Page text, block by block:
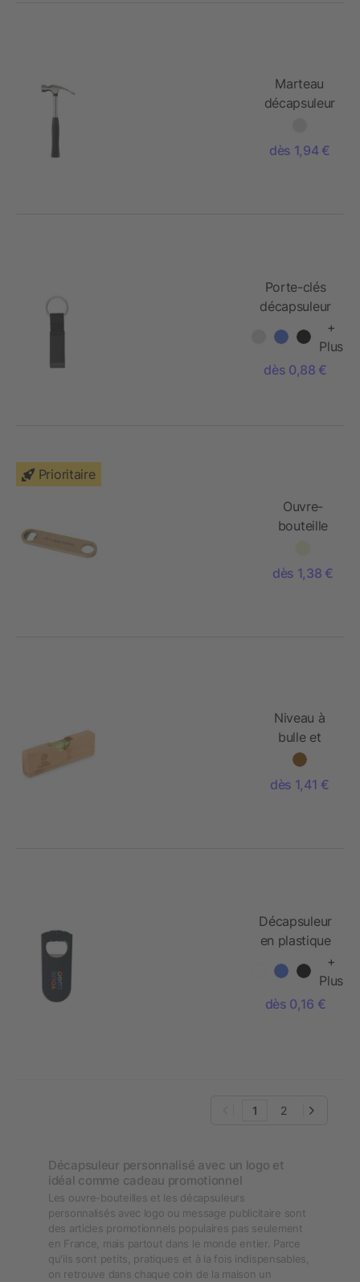
Marteau
décapsuleur
dès 1,94 €
Porte-clés
décapsuleur
+
Plus
dès 0,88 €
Prioritaire
Ouvre-
bouteille
dès 1,38 €
Niveau à
bulle et
décapsuleur
dès 1,41 €
Décapsuleur
en plastique
+
Plus
dès 0,16 €
1 2
Décapsuleur personnalisé avec un logo et
idéal comme cadeau promotionnel
Les ouvre-bouteilles et les décapsuleurs
personnalisés avec logo ou message publicitaire sont
des articles promotionnels populaires pas seulement
en France, mais partout dans le monde entier. Parce
qu'ils sont petits, pratiques et à la fois indispensables,
on retrouve dans chaque coin de la maison un